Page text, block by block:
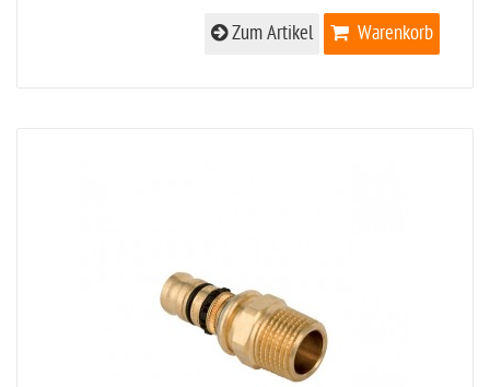
Warenkorb
Zum Artikel